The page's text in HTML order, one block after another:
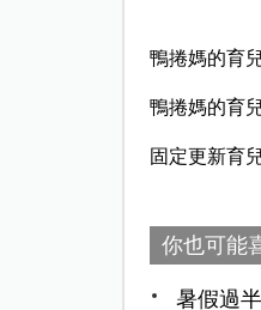
鴨捲媽的育
鴨捲媽的育
固定更新育
你也可能
暑假過